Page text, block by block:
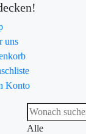
uns
Konto
Alle